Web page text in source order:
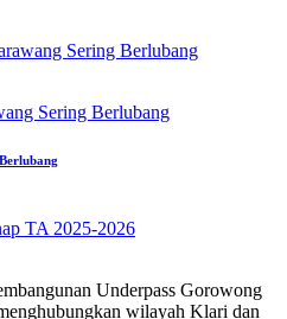
Sering Berlubang
TA 2025-2026
Underpass Gorowong
wilayah Klari dan